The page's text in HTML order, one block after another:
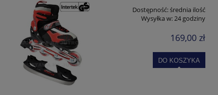
Dostępność:średnia ilość
Wysyłka w:24 godziny
169,00 zł
DO KOSZYKA